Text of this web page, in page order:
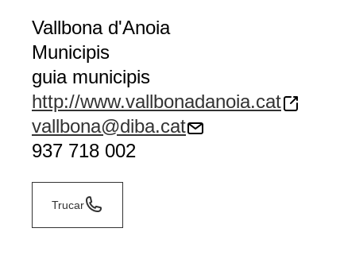
Vallbona d'Anoia
Municipis
guia municipis
http://www.vallbonadanoia.cat
vallbona@diba.cat
937 718 002
Trucar